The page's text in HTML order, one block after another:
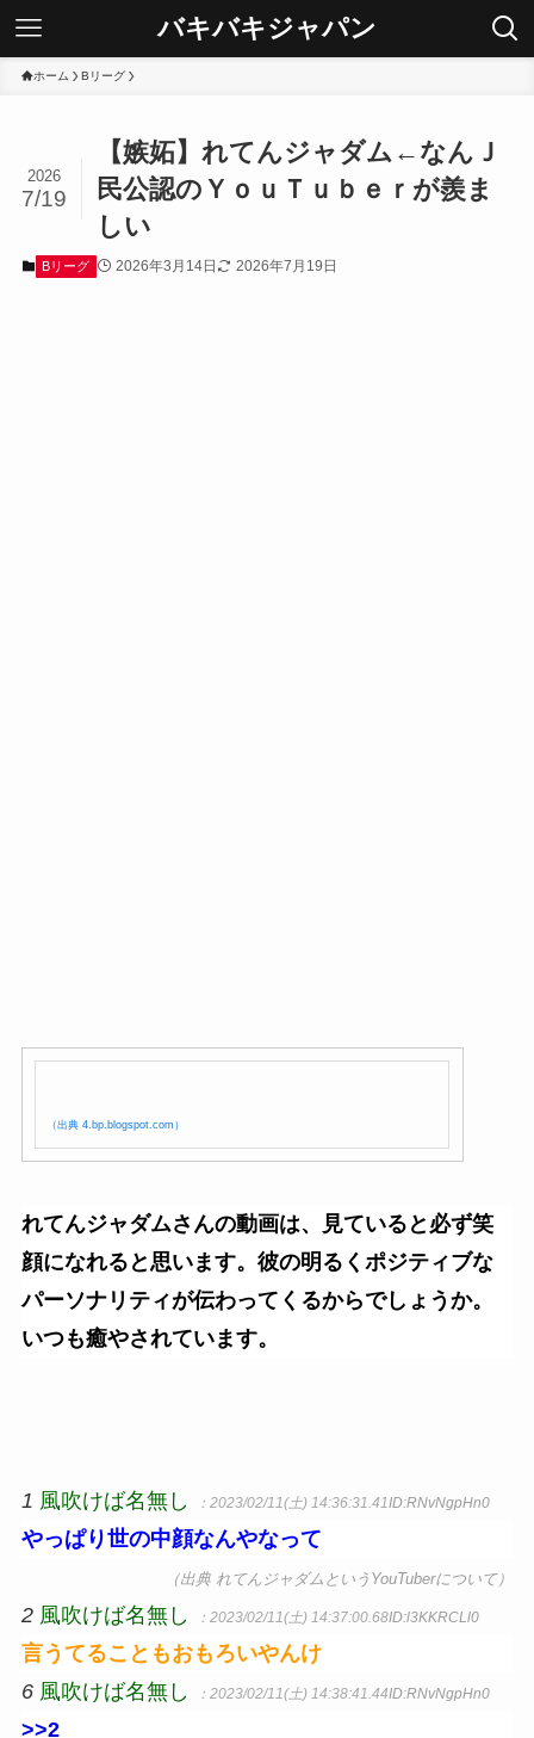
バキバキジャパン
ホーム Bリーグ
【嫉妬】れてんジャダム←なんＪ
民公認のＹｏｕＴｕｂｅｒが羨ま
しい
2026
7/19
Bリーグ 2026年3月14日 2026年7月19日
（出典 4.bp.blogspot.com）
れてんジャダムさんの動画は、見ていると必ず笑
顔になれると思います。彼の明るくポジティブな
パーソナリティが伝わってくるからでしょうか。
いつも癒やされています。
1 風吹けば名無し ：2023/02/11(土) 14:36:31.41ID:RNvNgpHn0
やっぱり世の中顔なんやなって
（出典 れてんジャダムというYouTuberについて）
2 風吹けば名無し ：2023/02/11(土) 14:37:00.68ID:l3KKRCLl0
言うてることもおもろいやんけ
6 風吹けば名無し ：2023/02/11(土) 14:38:41.44ID:RNvNgpHn0
>>2